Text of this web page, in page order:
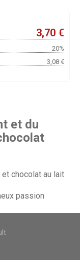
3,70 €
20%
3,08 €
et du
chocolat au lait
passion